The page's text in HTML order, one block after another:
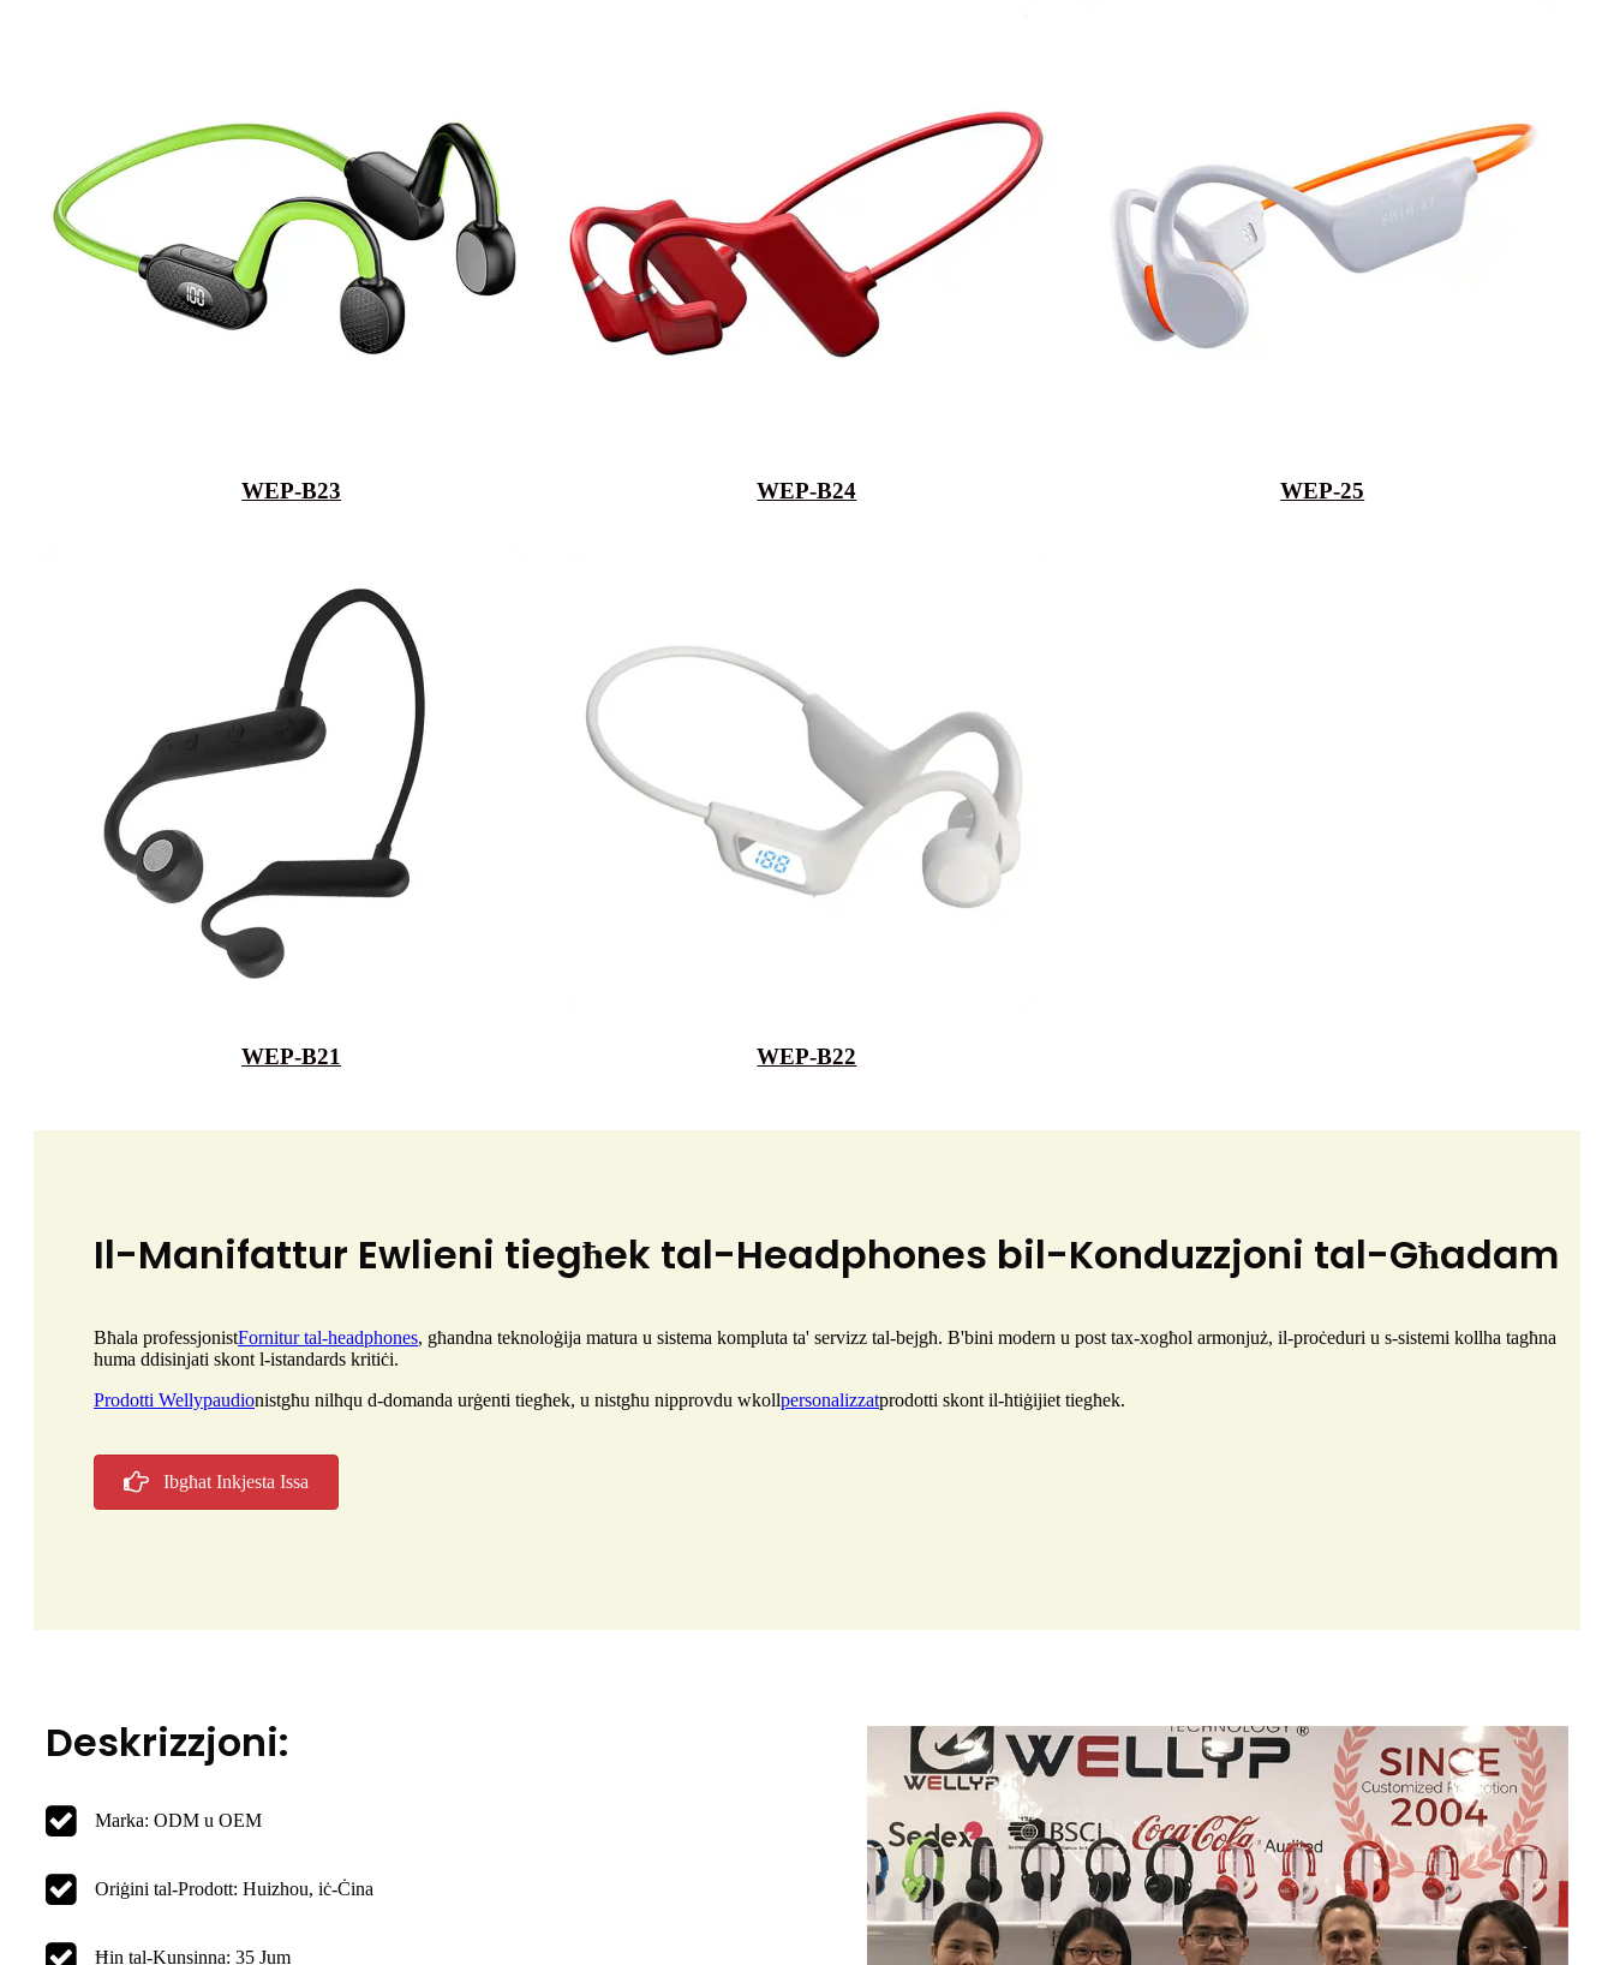
WEP-B23 WEP-B24 WEP-25
WEP-B21 WEP-B22
Il-Manifattur Ewlieni tiegħek tal-Headphones bil-Konduzzjoni tal-Għadam
Bħala professjonistFornitur tal-headphones, għandna teknoloġija matura u sistema kompluta ta' servizz tal-bejgħ. B'bini modern u post tax-xogħol armonjuż, il-proċeduri u s-sistemi kollha tagħna
huma ddisinjati skont l-istandards kritiċi.
Prodotti Wellypaudionistgħu nilħqu d-domanda urġenti tiegħek, u nistgħu nipprovdu wkollpersonalizzatprodotti skont il-ħtiġijiet tiegħek.
Ibgħat Inkjesta Issa
Deskrizzjoni:
Marka: ODM u OEM
Oriġini tal-Prodott: Huizhou, iċ-Ċina
Ħin tal-Kunsinna: 35 Jum